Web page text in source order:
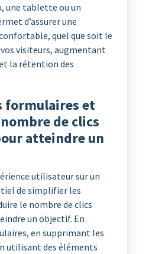
une tablette ou un
d’assurer une
quel que soit le
visiteurs, augmentant
la rétention des
formulaires et
de clics
atteindre un
utilisateur sur un
de simplifier les
le nombre de clics
un objectif. En
en supprimant les
utilisant des éléments